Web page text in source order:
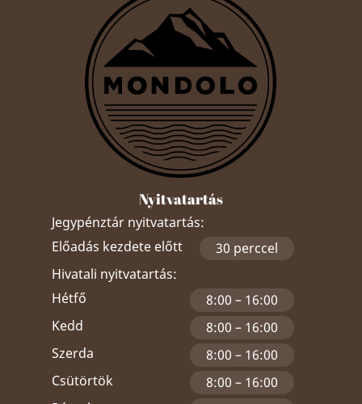
Nyitvatartás
Jegypénztár nyitvatartás:
Előadás kezdete előtt
30 perccel
Hivatali nyitvatartás:
Hétfő
8:00 – 16:00
Kedd
8:00 – 16:00
Szerda
8:00 – 16:00
Csütörtök
8:00 – 16:00